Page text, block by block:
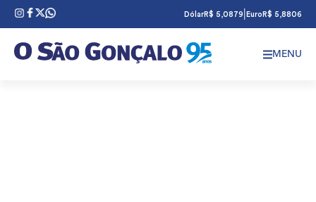
DólarR$ 5,0879 Euro R$ 5,8806
MENU